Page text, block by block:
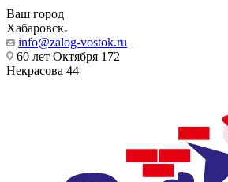
Ваш город
Хабаровск
info@zalog-vostok.ru
60 лет Октября 172
Некрасова 44